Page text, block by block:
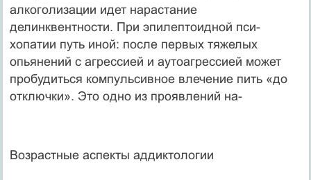
алкоголизации идет нарастание
делинквентности. При эпилептоидной пси­
хопатии путь иной: после первых тяжелых
опьянений с агрессией и аутоагрессией может
пробудиться компульсивное влечение пить «до
отключки». Это одно из проявлений на-
Возрастные аспекты аддиктологии